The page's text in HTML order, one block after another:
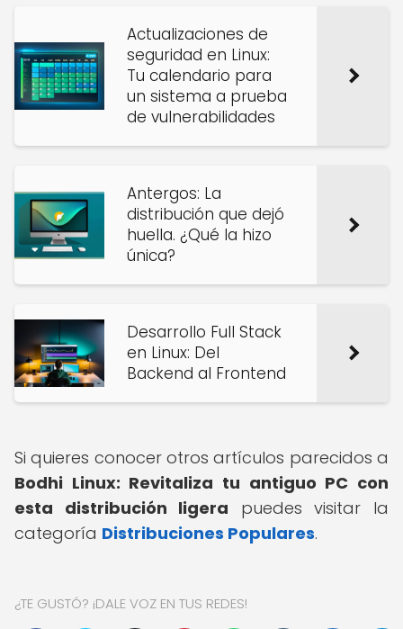
Actualizaciones de
seguridad en Linux:
Tu calendario para
un sistema a prueba
de vulnerabilidades
Antergos: La
distribución que dejó
huella. ¿Qué la hizo
única?
Desarrollo Full Stack
en Linux: Del
Backend al Frontend
Si quieres conocer otros artículos parecidos a
Bodhi Linux: Revitaliza tu antiguo PC con
esta distribución ligera puedes visitar la
categoría Distribuciones Populares.
¿TE GUSTÓ? ¡DALE VOZ EN TUS REDES!